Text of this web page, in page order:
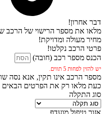
דבר אחרון!
מלאו את מספר הרישוי של הרכב
מחיר מעולה ומדויקת!
פרטי הרכב נקלטו!
הכנס מספר רכב (חובה)
יש להזין לפחות 5 תווים.
מספר הרכב אינו תקין, אנא נסה
כעת מלאו רק את הפרטים הבאים
סוג התקלה
אזור טיפול מועדף